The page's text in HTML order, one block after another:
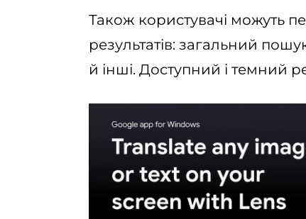
Також користувачі можуть
результатів: загальний
й інші. Доступний і темний